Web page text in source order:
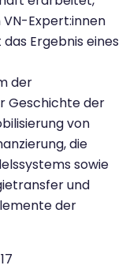
Expert:innen
Ergebnis eines
der
Geschichte der
von
die
sowie
und
der